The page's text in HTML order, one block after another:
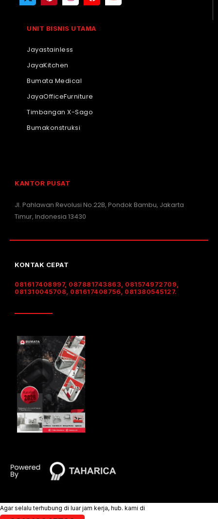
UNIT BISNIS UTAMA
Jayastainless
JayaKitchen
Bumata Medical
JayaOfficeFurniture
Timbangan X-Sago
Bumakonstruksi
KANTOR PUSAT
Jl. Pahlawan Revolusi No.22B, Pondok Bambu, Jakarta
Timur, Indonesia 13430
KONTAK CEPAT
081617408997, 087881743863, 081574972709,
081310045708, 081617408756, 081380545127.
Agar selalu terhubung di luar jam kerja, hub. kami di